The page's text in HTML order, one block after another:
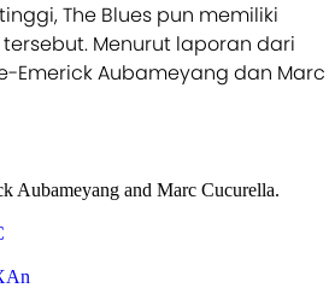
The Blues pun memiliki
Menurut laporan dari
Emerick Aubameyang dan Marc
Aubameyang and Marc Cucurella.